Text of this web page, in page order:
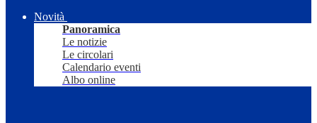
Novità
Panoramica
Le notizie
Le circolari
Calendario eventi
Albo online